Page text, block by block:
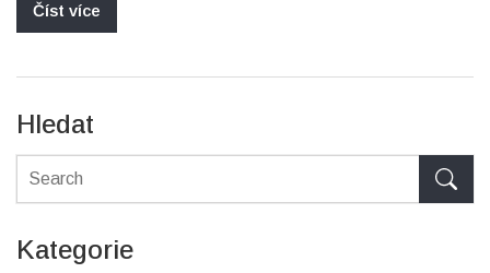
Číst více
Hledat
Kategorie